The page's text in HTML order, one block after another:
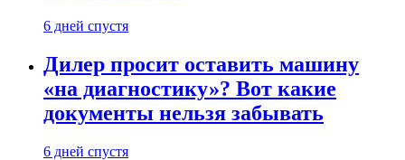
6 дней спустя
Дилер просит оставить машину
«на диагностику»? Вот какие
документы нельзя забывать
6 дней спустя